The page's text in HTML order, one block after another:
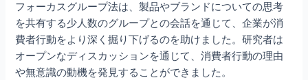
フォーカスグループ法は、製品やブランドについての思考
を共有する少人数のグループとの会話を通じて、企業が消
費者行動をより深く掘り下げるのを助けました。研究者は
オープンなディスカッションを通じて、消費者行動の理由
や無意識の動機を発見することができました。